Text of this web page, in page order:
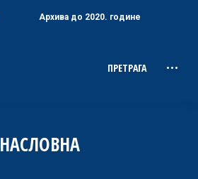
Архива до 2020. године
Search:
ПРЕТРАГА
НАСЛОВНА